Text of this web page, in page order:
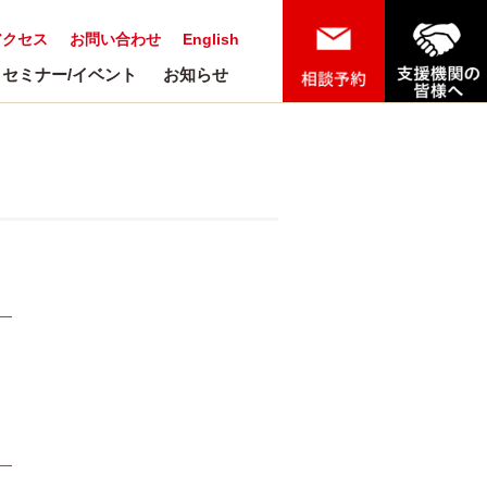
English
お問い合わせ
セス
セミナー/イベント お知らせ